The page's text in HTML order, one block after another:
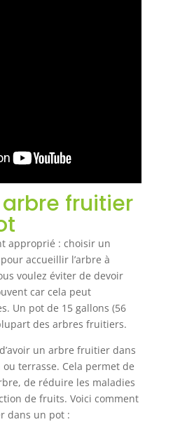
fruitier
approprié : choisir un
accueillir l’arbre à
voulez éviter de devoir
car cela peut
Un pot de 15 gallons (56
des arbres fruitiers.
un arbre fruitier dans
terrasse. Cela permet de
de réduire les maladies
de fruits. Voici comment
dans un pot :